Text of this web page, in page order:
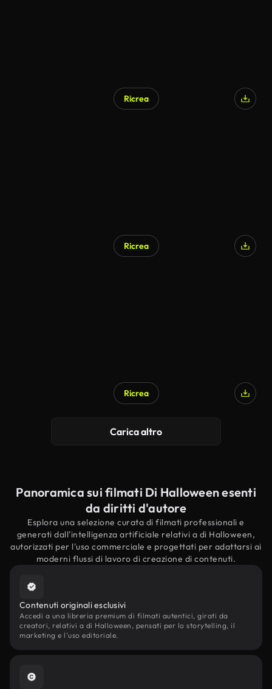
Ricrea
Ricrea
Ricrea
Carica altro
Panoramica sui filmati Di Halloween esenti
da diritti d'autore
Esplora una selezione curata di filmati professionali e
generati dall'intelligenza artificiale relativi a di Halloween,
autorizzati per l'uso commerciale e progettati per adattarsi ai
moderni flussi di lavoro di creazione di contenuti.
Contenuti originali esclusivi
Accedi a una libreria premium di filmati autentici, girati da
creatori, relativi a di Halloween, pensati per lo storytelling, il
marketing e l'uso editoriale.